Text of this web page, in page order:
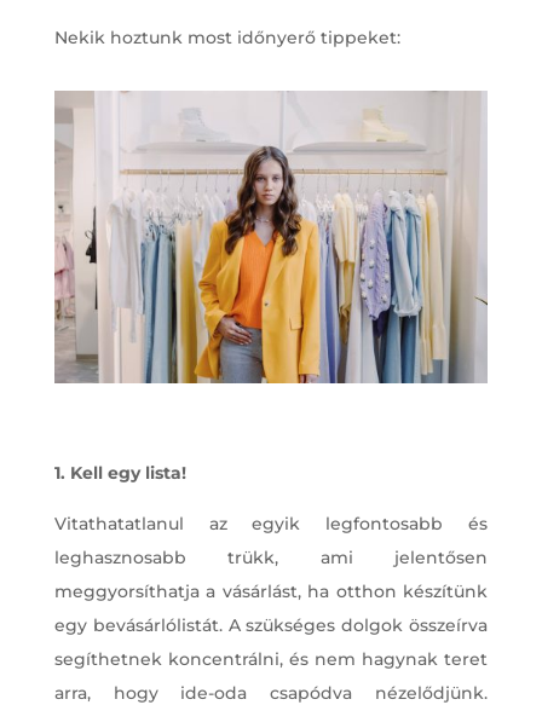
Nekik hoztunk most időnyerő tippeket:
1. Kell egy lista!
Vitathatatlanul az egyik legfontosabb és
leghasznosabb trükk, ami jelentősen
meggyorsíthatja a vásárlást, ha otthon készítünk
egy bevásárlólistát. A szükséges dolgok összeírva
segíthetnek koncentrálni, és nem hagynak teret
arra, hogy ide-oda csapódva nézelődjünk.